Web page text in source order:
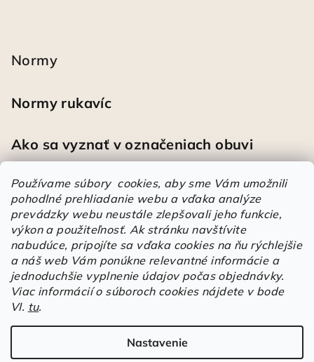
Používame súbory cookies, aby sme Vám umožnili
pohodlné prehliadanie webu a vďaka analýze
prevádzky webu neustále zlepšovali jeho funkcie,
výkon a použiteľnosť. Ak stránku navštívite
nabudúce, pripojíte sa vďaka cookies na ňu rýchlejšie
a náš web Vám ponúkne relevantné informácie a
jednoduchšie vyplnenie údajov počas objednávky.
Viac informácií o súboroch cookies nájdete v bode
VI. tu.
Nastavenie
Normy
Normy rukavíc
Ako sa vyznať v označeniach obuvi
Heureka
Športové pracovné poltopánky PRESTIGE CLASSIC biele
Hodnotenie produktu je 5 z 5 hviezdičiek.
| Mária
Á
u
e
Elstrote®. Všetky práva vyhradené.